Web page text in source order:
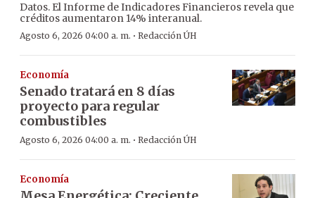
Datos. El Informe de Indicadores Financieros revela que
créditos aumentaron 14% interanual.
Agosto 6, 2026 04:00 a. m. · Redacción ÚH
Economía
Senado tratará en 8 días
proyecto para regular
combustibles
Agosto 6, 2026 04:00 a. m. · Redacción ÚH
Economía